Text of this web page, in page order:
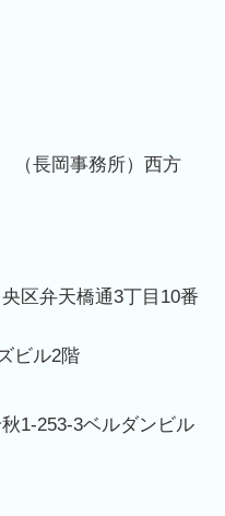
（長岡事務所）西方
区弁天橋通3丁目10番
ビル2階
1-253-3ベルダンビル